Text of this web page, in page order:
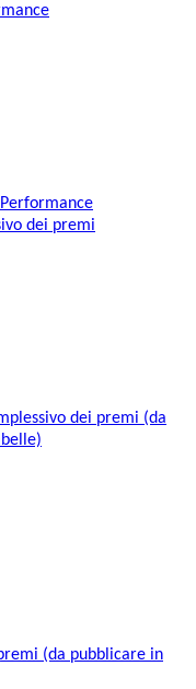
dei premi
dei premi (da
(da pubblicare in